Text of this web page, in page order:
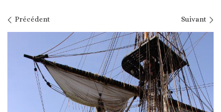
Navigation des images
Précédent Suivant